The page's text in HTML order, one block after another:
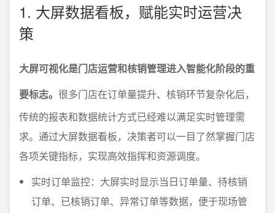
1. 大屏数据看板，赋能实时运营决
策
大屏可视化是门店运营和核销管理进入智能化阶段的重
要标志。 很多门店在订单量提升、核销环节复杂化后，
传统的报表和数据统计方式已经难以满足实时管理需
求。通过大屏数据看板，决策者可以一目了然掌握门店
各项关键指标，实现高效指挥和资源调度。
实时订单监控：大屏实时显示当日订单量、待核销
订单、已核销订单、异常订单等数据，便于现场管